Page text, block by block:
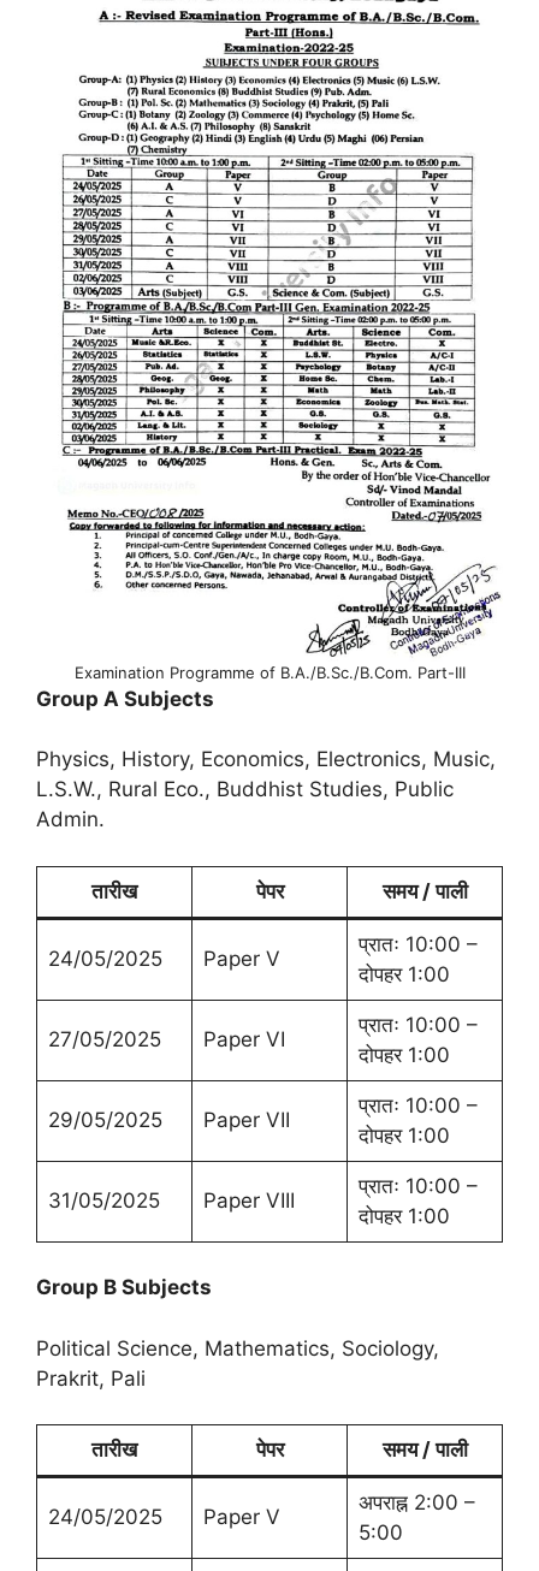
Examination Programme of B.A./B.Sc./B.Com. Part-III
Group A Subjects
Physics, History, Economics, Electronics, Music,
L.S.W., Rural Eco., Buddhist Studies, Public
Admin.
तारीख पेपर समय / पाली
24/05/2025 Paper V
प्रातः 10:00 –
दोपहर 1:00
27/05/2025 Paper VI
प्रातः 10:00 –
दोपहर 1:00
29/05/2025 Paper VII
प्रातः 10:00 –
दोपहर 1:00
31/05/2025 Paper VIII
प्रातः 10:00 –
दोपहर 1:00
Group B Subjects
Political Science, Mathematics, Sociology,
Prakrit, Pali
तारीख पेपर समय / पाली
24/05/2025 Paper V
अपराह्न 2:00 –
5:00